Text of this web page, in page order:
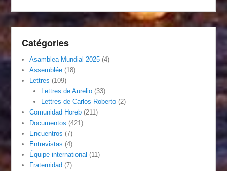
Catégories
Asamblea Mundial 2025 (4)
Assemblée (18)
Lettres (109)
Lettres de Aurelio(33)
Lettres de Carlos Roberto(2)
Comunidad Horeb (211)
Documentos (421)
Encuentros (7)
Entrevistas (4)
Équipe international (11)
Fraternidad (7)